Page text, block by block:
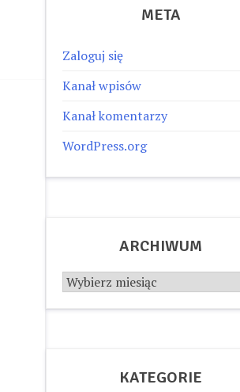
META
Zaloguj się
Kanał wpisów
Kanał komentarzy
WordPress.org
ARCHIWUM
Archiwum
KATEGORIE